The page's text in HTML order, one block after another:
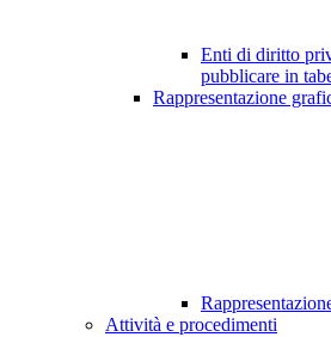
Enti di diritto
pubblicare in
Rappresentazione
Attività e procedimenti